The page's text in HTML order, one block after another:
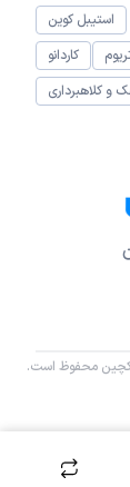
استیبل کوین
کاردانو
و کلاهبرداری